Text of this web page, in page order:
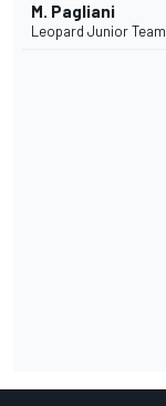
M. Pagliani
Leopard Junior Team